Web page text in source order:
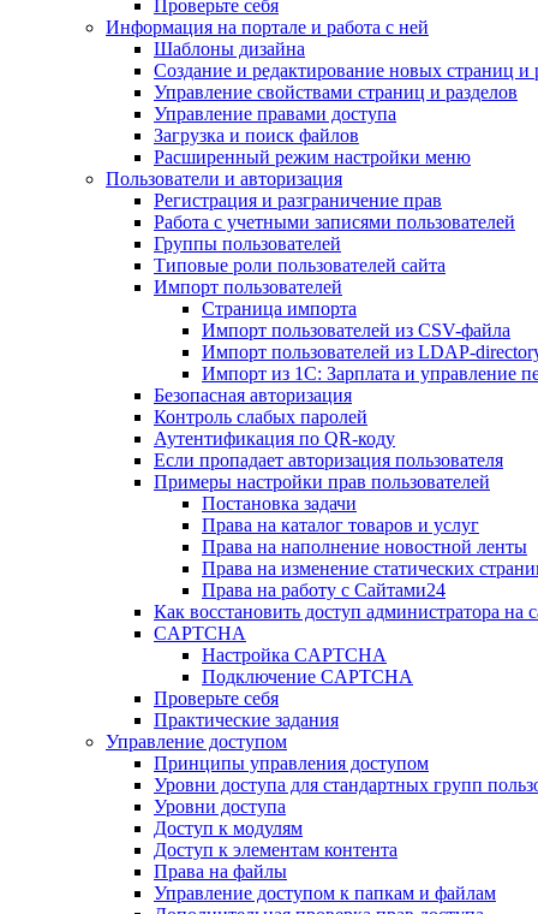
Проверьте себя
Информация на портале и работа с ней
Шаблоны дизайна
Создание и редактирование новых страниц и
Управление свойствами страниц и разделов
Управление правами доступа
Загрузка и поиск файлов
Расширенный режим настройки меню
Пользователи и авторизация
Регистрация и разграничение прав
Работа с учетными записями пользователей
Группы пользователей
Типовые роли пользователей сайта
Импорт пользователей
Страница импорта
Импорт пользователей из CSV-файла
Импорт пользователей из LDAP-
Импорт из 1С: Зарплата и управление
Безопасная авторизация
Контроль слабых паролей
Аутентификация по QR-коду
Если пропадает авторизация пользователя
Примеры настройки прав пользователей
Постановка задачи
Права на каталог товаров и услуг
Права на наполнение новостной ленты
Права на изменение статических
Права на работу с Сайтами24
Как восстановить доступ администратора на
CAPTCHA
Настройка CAPTCHA
Подключение CAPTCHA
Проверьте себя
Практические задания
Управление доступом
Принципы управления доступом
Уровни доступа для стандартных групп
Уровни доступа
Доступ к модулям
Доступ к элементам контента
Права на файлы
Управление доступом к папкам и файлам